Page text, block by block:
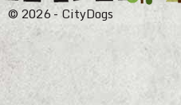
© 2026 - CityDogs